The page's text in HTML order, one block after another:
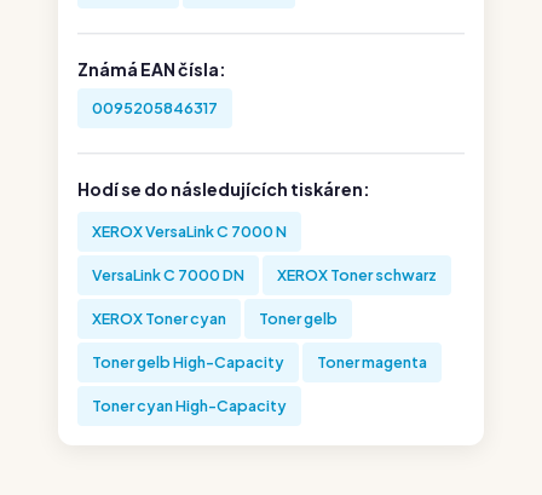
Známá EAN čísla:
0095205846317
Hodí se do následujících tiskáren:
XEROX VersaLink C 7000 N
VersaLink C 7000 DN XEROX Toner schwarz
XEROX Toner cyan Toner gelb
Toner gelb High-Capacity Toner magenta
Toner cyan High-Capacity